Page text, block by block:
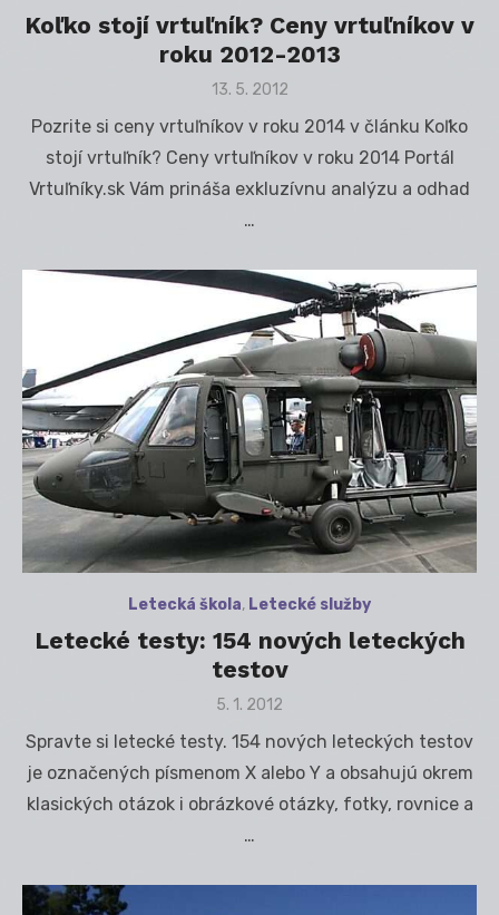
Koľko stojí vrtuľník? Ceny vrtuľníkov v
roku 2012-2013
Posted
13. 5. 2012
Pozrite si ceny vrtuľníkov v roku 2014 v článku Koľko
stojí vrtuľník? Ceny vrtuľníkov v roku 2014 Portál
Vrtuľníky.sk Vám prináša exkluzívnu analýzu a odhad
…
Letecká škola, Letecké služby
Letecké testy: 154 nových leteckých
testov
Posted
5. 1. 2012
Spravte si letecké testy. 154 nových leteckých testov
je označených písmenom X alebo Y a obsahujú okrem
klasických otázok i obrázkové otázky, fotky, rovnice a
…